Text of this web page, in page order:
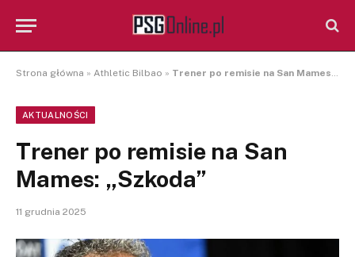
Strona główna » Athletic Bilbao » Trener po remisie na San Mames: „Szkoda”
AKTUALNOŚCI
Trener po remisie na San
Mames: „Szkoda”
11 grudnia 2025